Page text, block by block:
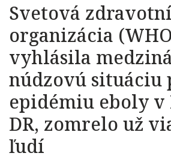
Svetová
organizácia
vyhlásila
núdzovú situáciu
epidémiu eboly v
DR, zomrelo už
ľudí